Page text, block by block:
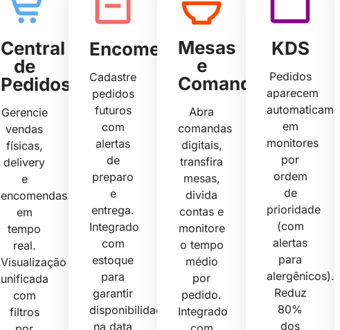
Central
de
Pedidos
Gerencie
vendas
físicas,
delivery
e
encomendas
em
tempo
real.
Visualização
unificada
com
filtros
Encomendas
Cadastre
pedidos
futuros
com
alertas
de
preparo
e
entrega.
Integrado
com
estoque
para
garantir
disponibilidade
na data
Mesas
e
Comandas
Abra
comandas
digitais,
transfira
mesas,
divida
contas e
monitore
o tempo
médio
por
pedido.
Integrado
KDS
Pedidos
aparecem
em
monitores
por
ordem
de
prioridade
(com
alertas
para
alergênicos).
Reduz
80%
dos